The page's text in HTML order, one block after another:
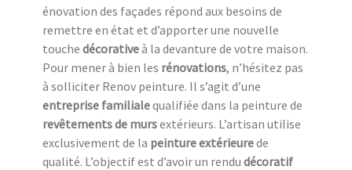
énovation des façades répond aux besoins de
remettre en état et d’apporter une nouvelle
touche décorativeà la devanture de votre maison.
Pour mener à bien les rénovations, n’hésitez pas
à solliciter Renov peinture. Il s’agit d’une
entreprise familialequalifiée dans la peinture de
revêtements de mursextérieurs. L’artisan utilise
exclusivement de la peinture extérieurede
qualité. L’objectif est d’avoir un rendu décoratif